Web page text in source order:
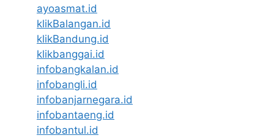
ayoasmat.id
klikBalangan.id
klikBandung.id
klikbanggai.id
infobangkalan.id
infobangli.id
infobanjarnegara.id
infobantaeng.id
infobantul.id